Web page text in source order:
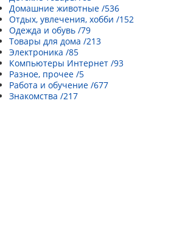
Домашние животные /536
Отдых, увлечения, хобби /152
Одежда и обувь /79
Товары для дома /213
Электроника /85
Компьютеры Интернет /93
Разное, прочее /5
Работа и обучение /677
Знакомства /217